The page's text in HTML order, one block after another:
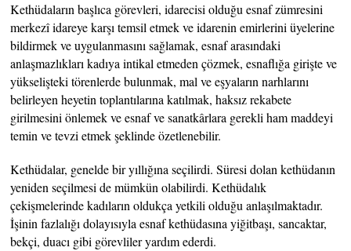
Kethüdaların başlıca görevleri, idarecisi olduğu esnaf zümresini
merkezî idareye karşı temsil etmek ve idarenin emirlerini üyelerine
bildirmek ve uygulanmasını sağlamak, esnaf arasındaki
anlaşmazlıkları kadıya intikal etmeden çözmek, esnaflığa girişte ve
yükselişteki törenlerde bulunmak, mal ve eşyaların narhlarını
belirleyen heyetin toplantılarına katılmak, haksız rekabete
girilmesini önlemek ve esnaf ve sanatkârlara gerekli ham maddeyi
temin ve tevzi etmek şeklinde özetlenebilir.
Kethüdalar, genelde bir yıllığına seçilirdi. Süresi dolan kethüdanın
yeniden seçilmesi de mümkün olabilirdi. Kethüdalık
çekişmelerinde kadıların oldukça yetkili olduğu anlaşılmaktadır.
İşinin fazlalığı dolayısıyla esnaf kethüdasına yiğitbaşı, sancaktar,
bekçi, duacı gibi görevliler yardım ederdi.